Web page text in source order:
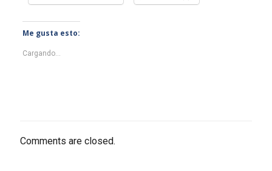
Me gusta esto:
Cargando...
Comments are closed.